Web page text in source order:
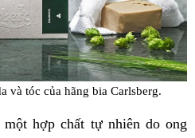
và tóc của hãng bia Carlsberg.
hợp chất tự nhiên do ong